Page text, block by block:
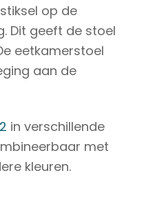
op de
Dit geeft de stoel
eetkamerstoel
aan de
in verschillende
met
kleuren.